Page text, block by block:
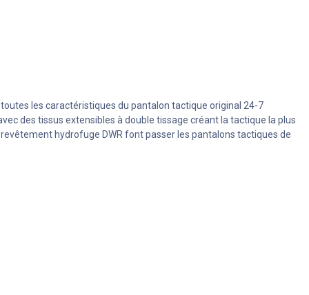
les caractéristiques du pantalon tactique original 24-7
des tissus extensibles à double tissage créant la tactique la plus
hydrofuge DWR font passer les pantalons tactiques de